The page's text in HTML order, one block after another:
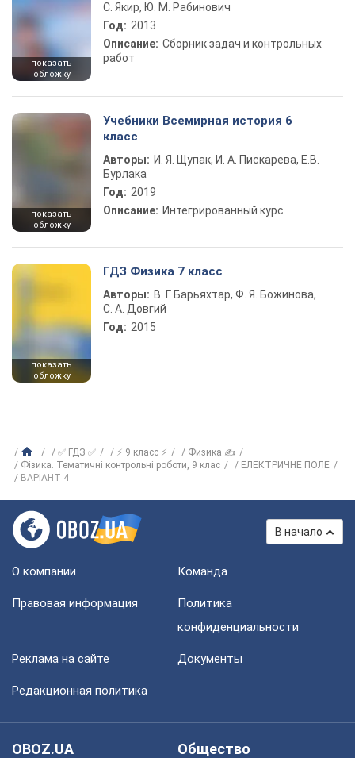
показать
обложку
С. Якир, Ю. М. Рабинович
Год: 2013
Описание: Сборник задач и контрольных
работ
показать
обложку
Учебники Всемирная история 6
класс
Авторы: И. Я. Щупак, И. А. Пискарева, Е.В.
Бурлака
Год: 2019
Описание: Интегрированный курс
показать
обложку
ГДЗ Физика 7 класс
Авторы: В. Г. Барьяхтар, Ф. Я. Божинова,
С. А. Довгий
Год: 2015
✅ ГДЗ ✅ ⚡ 9 класс ⚡
Физика ✍
Фізика. Тематичні контрольні роботи, 9 клас
ЕЛЕКТРИЧНЕ ПОЛЕ
ВАРIАНТ 4
В начало
О компании Команда
Правовая информация
Политика
конфиденциальности
Реклама на сайте Документы
Редакционная политика
OBOZ.UA
Общество